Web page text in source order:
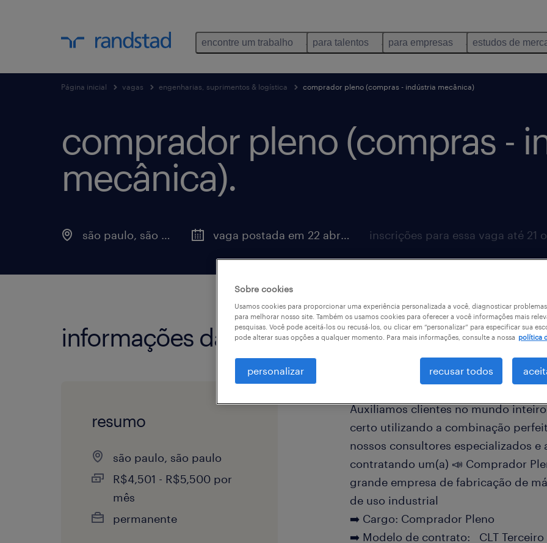
encontre um trabalho para talentos para empresas estudos de
Página inicial vagas engenharias, suprimentos & logística comprador pleno (compras - indústria mecânica)
comprador pleno (compras -
mecânica).
são paulo, são paulo vaga postada em 22 abril 2026
informações da vaga
resumo
são paulo, são paulo
R$4,501 - R$5,500 por
mês
permanente
A Randstad é líder global em
Auxiliamos clientes no mundo
certo utilizando a combinação
nossos consultores especializados e
contratando um(a) 📣 Comprador
grande empresa de fabricação de
de uso industrial
➡️ Cargo: Comprador Pleno
➡️ Modelo de contrato: CLT
Sobre cookies
Usamos cookies para proporcionar uma experiência personalizada a você, diagnosticar
para melhorar nosso site. Também os usamos cookies para oferecer a você informações mais
pesquisas. Você pode aceitá-los ou recusá-los, ou clicar em “personalizar” para especificar sua
pode alterar suas opções a qualquer momento. Para mais informações, consulte a nossa política
personalizar recusar todos